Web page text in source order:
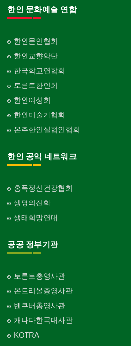
한인 문화예술 연합
한인문인협회
한인교향악단
한국학교연합회
토론토한인회
한인여성회
한인미술가협회
온주한인실협인협회
한인 공익 네트워크
홍푹정신건강협회
생명의전화
생태희망연대
공공 정부기관
토론토총영사관
몬트리올총영사관
벤쿠버총영사관
캐나다한국대사관
KOTRA